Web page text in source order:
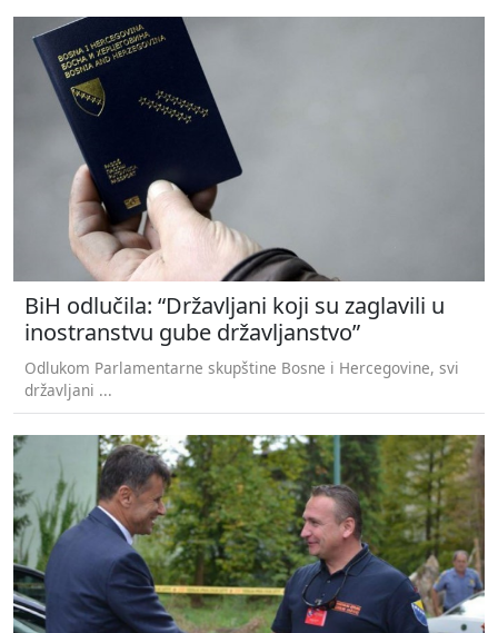
BiH odlučila: “Državljani koji su zaglavili u
inostranstvu gube državljanstvo”
Odlukom Parlamentarne skupštine Bosne i Hercegovine, svi
državljani ...